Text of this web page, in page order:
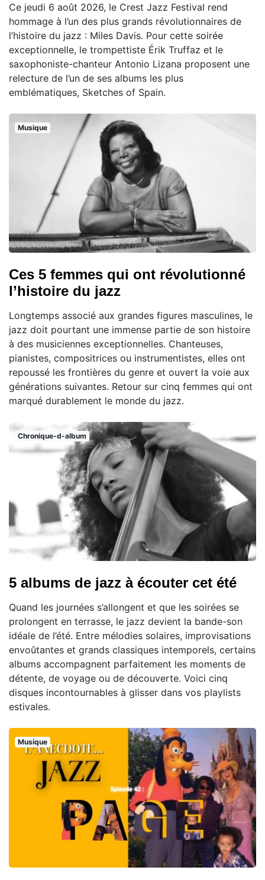
Ce jeudi 6 août 2026, le Crest Jazz Festival rend
hommage à l’un des plus grands révolutionnaires de
l’histoire du jazz : Miles Davis. Pour cette soirée
exceptionnelle, le trompettiste Érik Truffaz et le
saxophoniste-chanteur Antonio Lizana proposent une
relecture de l’un de ses albums les plus
emblématiques, Sketches of Spain.
Musique
Ces 5 femmes qui ont révolutionné
l’histoire du jazz
Longtemps associé aux grandes figures masculines, le
jazz doit pourtant une immense partie de son histoire
à des musiciennes exceptionnelles. Chanteuses,
pianistes, compositrices ou instrumentistes, elles ont
repoussé les frontières du genre et ouvert la voie aux
générations suivantes. Retour sur cinq femmes qui ont
marqué durablement le monde du jazz.
Chronique-d-album
5 albums de jazz à écouter cet été
Quand les journées s’allongent et que les soirées se
prolongent en terrasse, le jazz devient la bande-son
idéale de l’été. Entre mélodies solaires, improvisations
envoûtantes et grands classiques intemporels, certains
albums accompagnent parfaitement les moments de
détente, de voyage ou de découverte. Voici cinq
disques incontournables à glisser dans vos playlists
estivales.
Musique